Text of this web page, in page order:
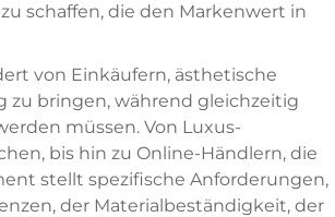
schaffen, die den Markenwert in
von Einkäufern, ästhetische
bringen, während gleichzeitig
müssen. Von Luxus-
bis hin zu Online-Händlern, die
stellt spezifische Anforderungen,
der Materialbeständigkeit, der